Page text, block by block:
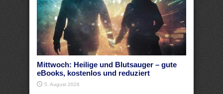
Mittwoch: Heilige und Blutsauger – gute
eBooks, kostenlos und reduziert
5. August 2026